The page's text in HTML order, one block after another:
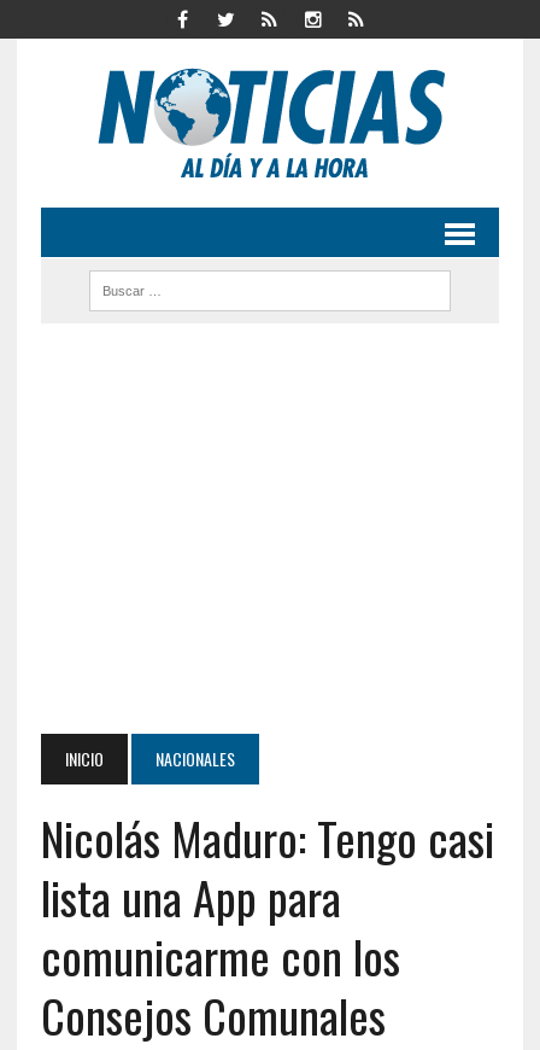
INICIO NACIONALES
Nicolás Maduro: Tengo casi
lista una App para
comunicarme con los
Consejos Comunales